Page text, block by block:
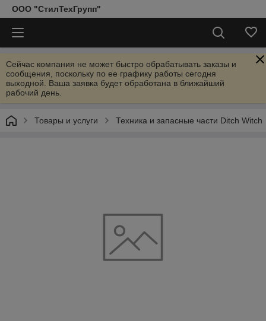
ООО "СтилТехГрупп"
Сейчас компания не может быстро обрабатывать заказы и
сообщения, поскольку по ее графику работы сегодня
выходной. Ваша заявка будет обработана в ближайший
рабочий день.
Товары и услуги Техника и запасные части Ditch Witch